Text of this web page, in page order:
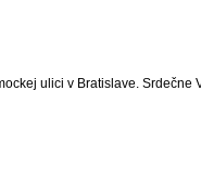
ulici v Bratislave. Srdečne